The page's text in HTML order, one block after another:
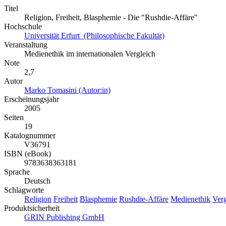
Titel
Religion, Freiheit, Blasphemie - Die "Rushdie-Affäre"
Hochschule
Universität Erfurt (Philosophische Fakultät)
Veranstaltung
Medienethik im internationalen Vergleich
Note
2,7
Autor
Marko Tomasini (Autor:in)
Erscheinungsjahr
2005
Seiten
19
Katalognummer
V36791
ISBN (eBook)
9783638363181
Sprache
Deutsch
Schlagworte
Religion Freiheit Blasphemie Rushdie-Affäre Medienethik
Produktsicherheit
GRIN Publishing GmbH